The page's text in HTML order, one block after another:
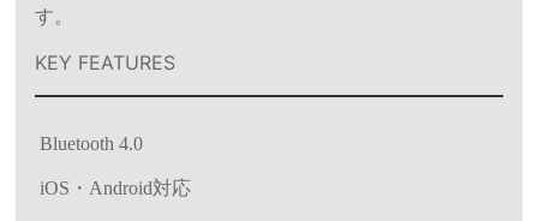
す。
KEY FEATURES
Bluetooth 4.0
iOS・Android対応